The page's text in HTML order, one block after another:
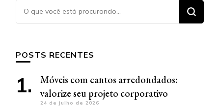
Procurando
algo?
POSTS RECENTES
Móveis com cantos arredondados:
valorize seu projeto corporativo
24 de julho de 2026